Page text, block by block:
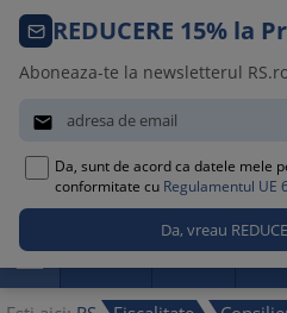
Comanda telefonica · 021
 Promotii Noutati
REDUCERE 15% la
Aboneaza-te la newsletterul

Da, sunt de acord ca datele mele
conformitate cu Regulamentul UE